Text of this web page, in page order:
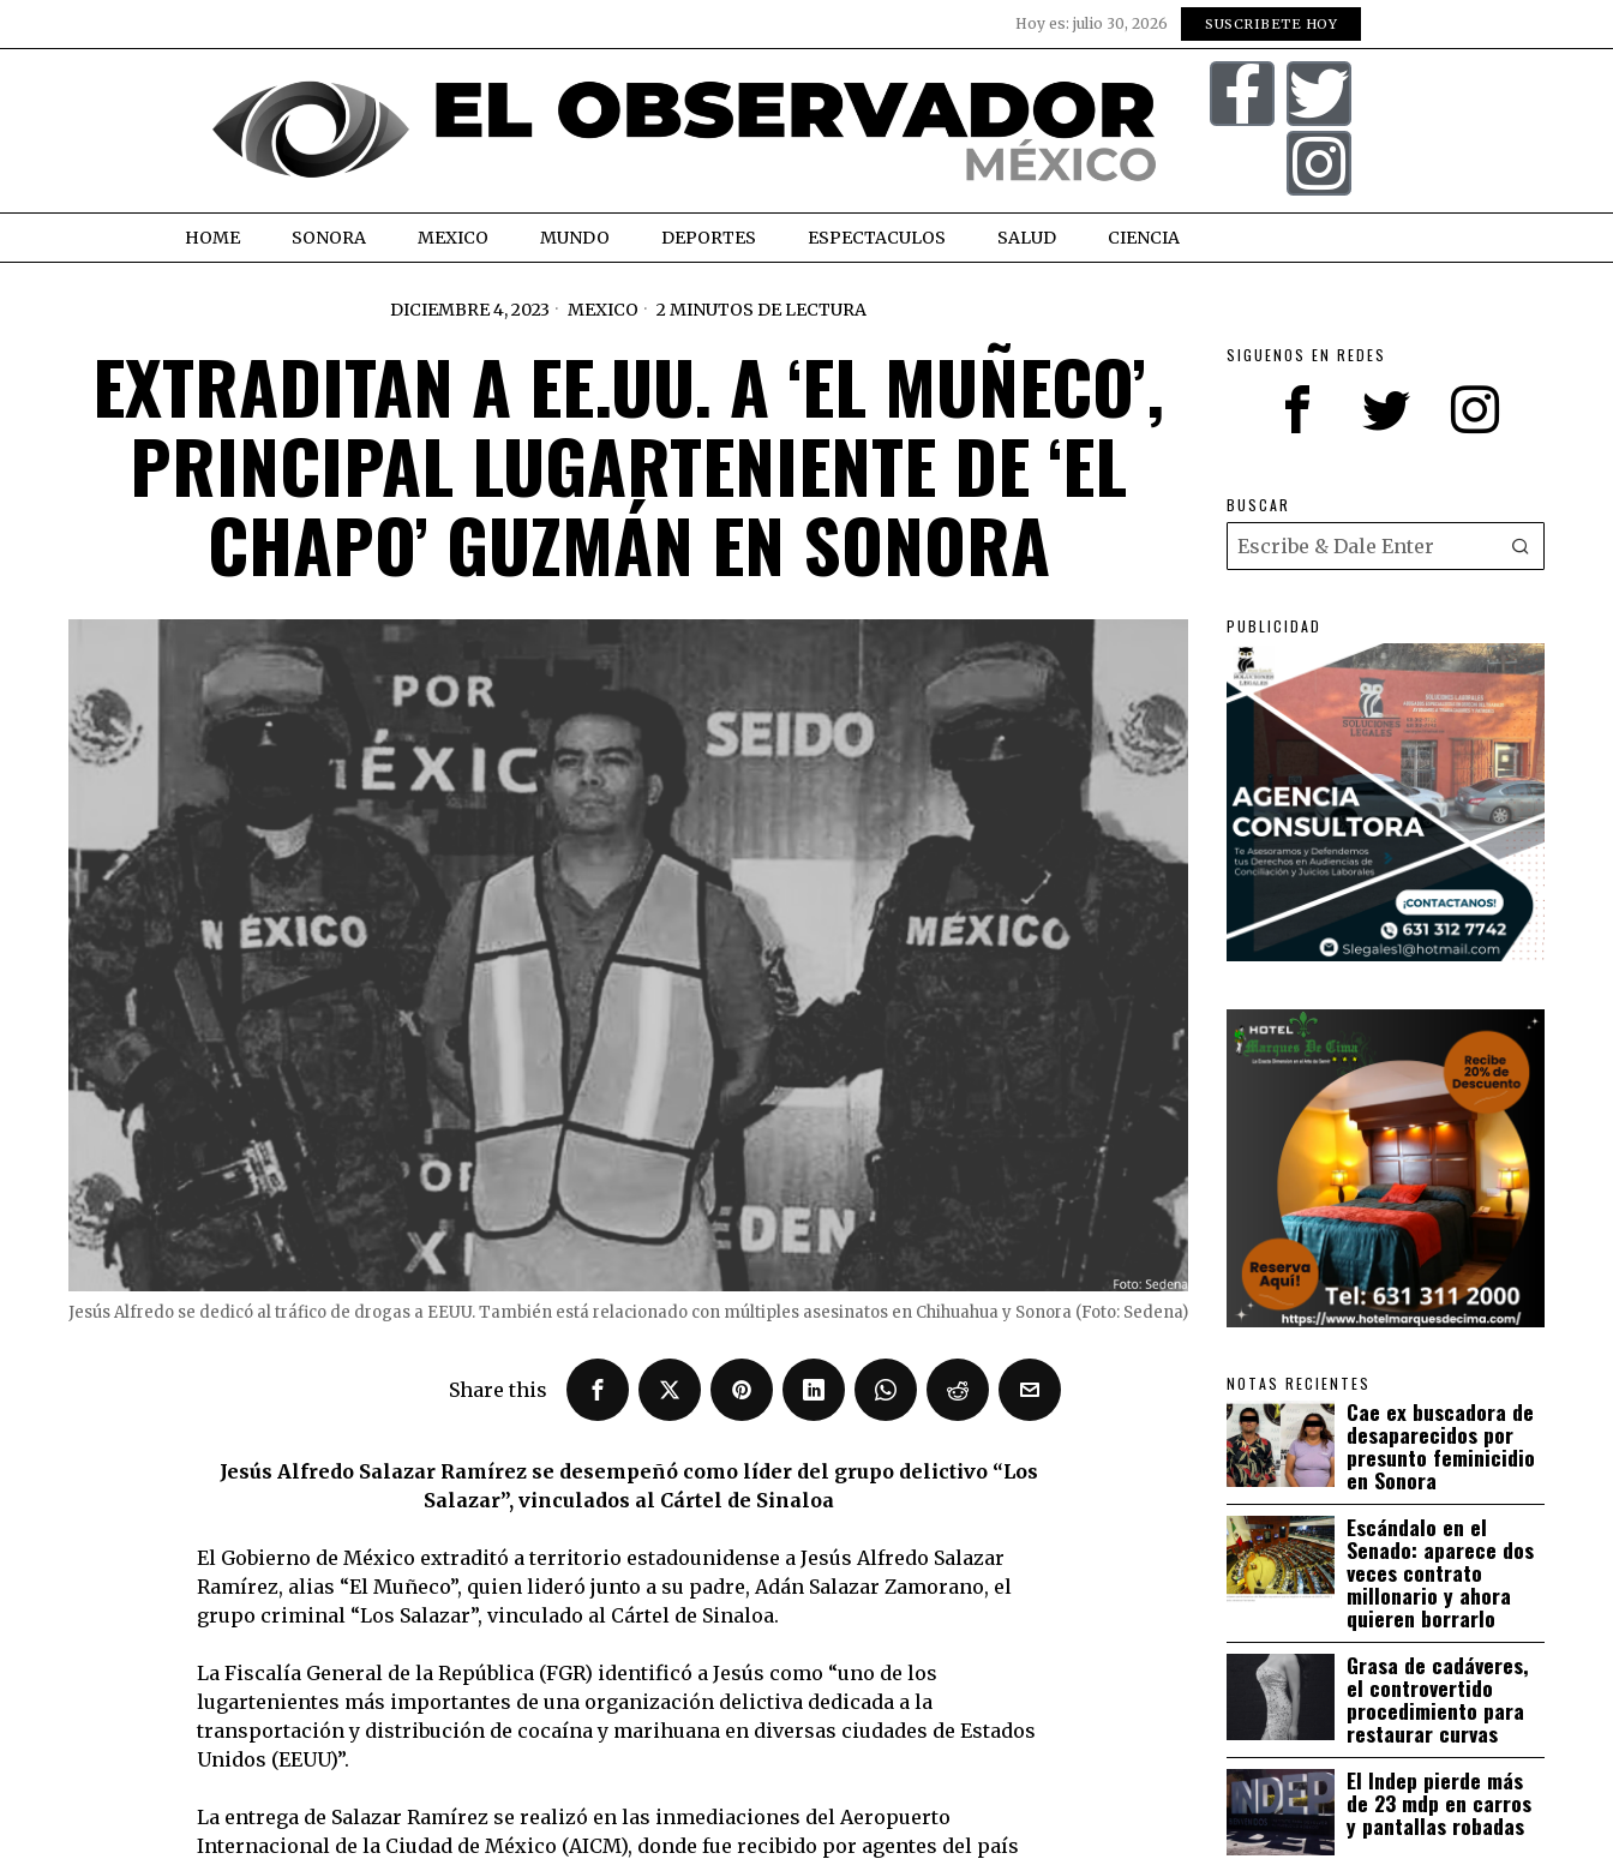
Hoy es: julio 30, 2026 SUSCRIBETE HOY
HOME SONORA MEXICO MUNDO DEPORTES ESPECTACULOS SALUD CIENCIA
DICIEMBRE 4, 2023 MEXICO 2 MINUTOS DE LECTURA
EXTRADITAN A EE.UU. A ‘EL MUÑECO’,
PRINCIPAL LUGARTENIENTE DE ‘EL
CHAPO’ GUZMÁN EN SONORA
Jesús Alfredo se dedicó al tráfico de drogas a EEUU. También está relacionado con múltiples asesinatos en Chihuahua y Sonora (Foto: Sedena)
Share this
Jesús Alfredo Salazar Ramírez se desempeñó como líder del grupo delictivo “Los
Salazar”, vinculados al Cártel de Sinaloa
El Gobierno de México extraditó a territorio estadounidense a Jesús Alfredo Salazar
Ramírez, alias “El Muñeco”, quien lideró junto a su padre, Adán Salazar Zamorano, el
grupo criminal “Los Salazar”, vinculado al Cártel de Sinaloa.
La Fiscalía General de la República (FGR) identificó a Jesús como “uno de los
lugartenientes más importantes de una organización delictiva dedicada a la
transportación y distribución de cocaína y marihuana en diversas ciudades de Estados
Unidos (EEUU)”.
La entrega de Salazar Ramírez se realizó en las inmediaciones del Aeropuerto
Internacional de la Ciudad de México (AICM), donde fue recibido por agentes del país
SIGUENOS EN REDES
BUSCAR
PUBLICIDAD
NOTAS RECIENTES
Cae ex buscadora de
desaparecidos por
presunto feminicidio
en Sonora
Escándalo en el
Senado: aparece dos
veces contrato
millonario y ahora
quieren borrarlo
Grasa de cadáveres,
el controvertido
procedimiento para
restaurar curvas
El Indep pierde más
de 23 mdp en carros
y pantallas robadas